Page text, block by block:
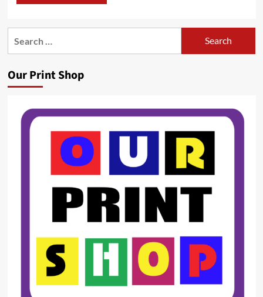
Our Print Shop